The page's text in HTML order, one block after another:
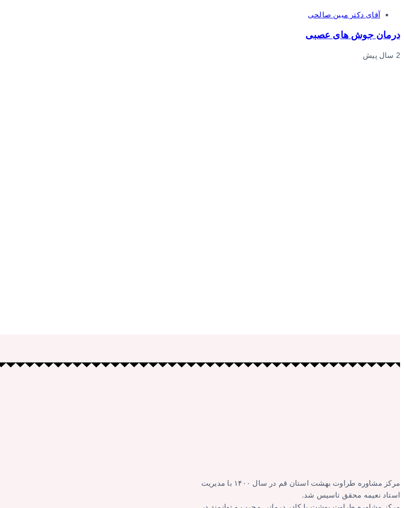
آقای دکتر مبین صالحی
درمان جوش های عصبی
2 سال پیش
مرکز مشاوره طراوت بهشت استان قم در سال ۱۴۰۰ با مدیریت
استاد نعیمه محقق تاسیس شد.